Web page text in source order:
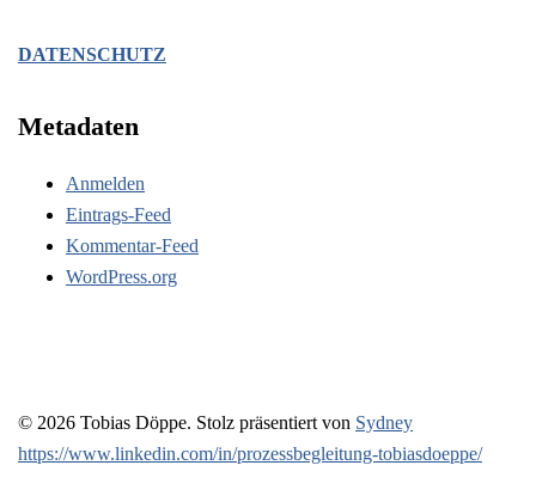
DATENSCHUTZ
Metadaten
Anmelden
Eintrags-Feed
Kommentar-Feed
WordPress.org
© 2026 Tobias Döppe. Stolz präsentiert von Sydney
https://www.linkedin.com/in/prozessbegleitung-tobiasdoeppe/